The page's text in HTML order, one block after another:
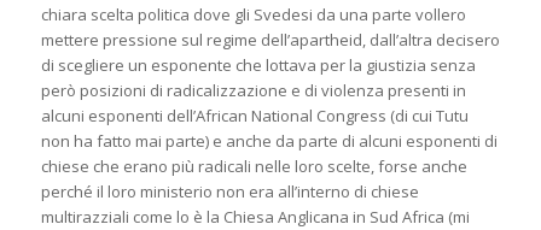
chiara scelta politica dove gli Svedesi da una parte vollero
mettere pressione sul regime dell’apartheid, dall’altra decisero
di scegliere un esponente che lottava per la giustizia senza
però posizioni di radicalizzazione e di violenza presenti in
alcuni esponenti dell’African National Congress (di cui Tutu
non ha fatto mai parte) e anche da parte di alcuni esponenti di
chiese che erano più radicali nelle loro scelte, forse anche
perché il loro ministerio non era all’interno di chiese
multirazziali come lo è la Chiesa Anglicana in Sud Africa (mi